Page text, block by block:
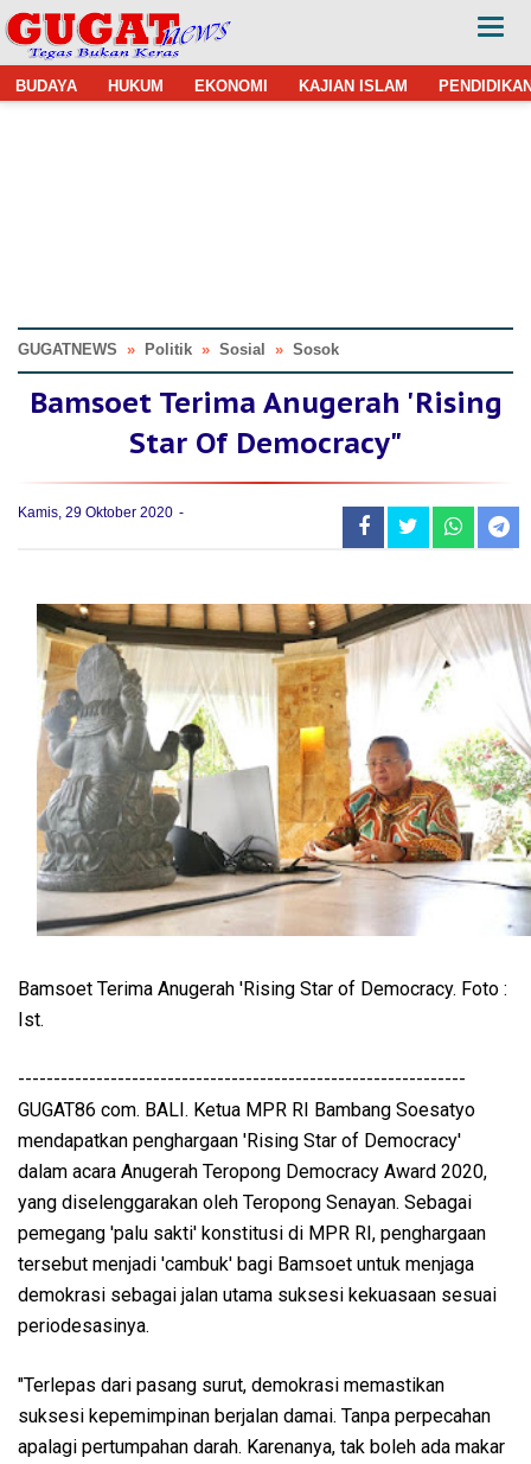
BUDAYA HUKUM EKONOMI KAJIAN ISLAM
GUGATNEWS » Politik » Sosial » Sosok
Bamsoet Terima Anugerah 'Rising
Star Of Democracy"
Kamis, 29 Oktober 2020
Bamsoet Terima Anugerah 'Rising Star of Democracy. Foto :
Ist.
---------------------------------------------------------------
GUGAT86 com. BALI. Ketua MPR RI Bambang Soesatyo
mendapatkan penghargaan 'Rising Star of Democracy'
dalam acara Anugerah Teropong Democracy Award 2020,
yang diselenggarakan oleh Teropong Senayan. Sebagai
pemegang 'palu sakti' konstitusi di MPR RI, penghargaan
tersebut menjadi 'cambuk' bagi Bamsoet untuk menjaga
demokrasi sebagai jalan utama suksesi kekuasaan sesuai
periodesasinya.
"Terlepas dari pasang surut, demokrasi memastikan
suksesi kepemimpinan berjalan damai. Tanpa perpecahan
apalagi pertumpahan darah. Karenanya, tak boleh ada makar